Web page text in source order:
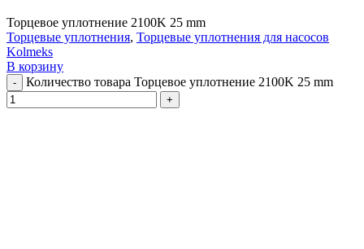
Торцевое уплотнение 2100K 25 mm
Торцевые уплотнения, Торцевые уплотнения для насосов
Kolmeks
В корзину
Количество товара Торцевое уплотнение 2100K 25 mm